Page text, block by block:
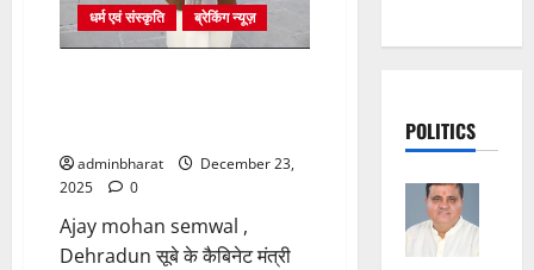
धर्म एवं संस्कृति
ब्रेकिंग न्यूज़
adminbharat
December 23,
2025
0
Ajay mohan semwal ,
Dehradun सूबे के कैबिनेट मंत्री
POLITICS